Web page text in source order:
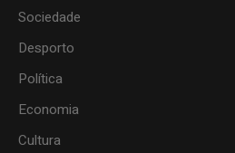
Sociedade
Desporto
Política
Economia
Cultura